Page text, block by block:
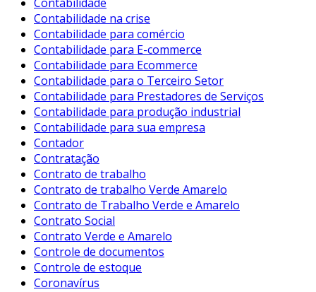
Contabilidade na crise
Contabilidade para comércio
Contabilidade para E-commerce
Contabilidade para Ecommerce
Contabilidade para o Terceiro Setor
Contabilidade para Prestadores de Serviços
Contabilidade para produção industrial
Contabilidade para sua empresa
Contador
Contratação
Contrato de trabalho
Contrato de trabalho Verde Amarelo
Contrato de Trabalho Verde e Amarelo
Contrato Social
Contrato Verde e Amarelo
Controle de documentos
Controle de estoque
Coronavírus